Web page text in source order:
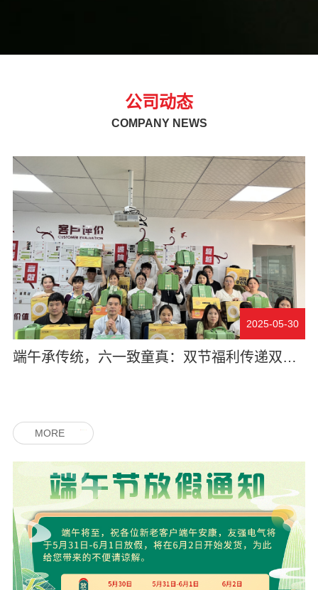
公司动态
COMPANY NEWS
2025-05-30
端午承传统，六一致童真：双节福利传递双倍温暖
MORE